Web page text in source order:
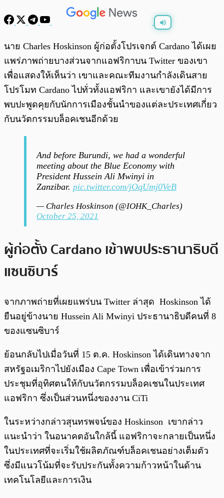
0:00
นาย Charles Hoskinson ผู้ก่อตั้งโปรเจกต์ Cardano ได้เผย
แพร่ภาพถ่ายบางส่วนจากแอฟริกาบน Twitter ของเขา
เพื่อแสดงให้เห็นว่า เขาและคณะทีมงานกำลังเดินสาย
โปรโมท Cardano ไปทั่วทั้งแอฟริกา และเขายังได้มีการ
พบปะพูดคุยกับนักการเมืองชั้นนำของแต่ละประเทศเกี่ยว
กับนวัตกรรมบล็อคเชนอีกด้วย
And before Burundi, we had a wonderful
meeting about the Blue Economy with
President Hussein Ali Mwinyi in
Zanzibar. pic.twitter.com/jOqUmj0VeB
— Charles Hoskinson (@IOHK_Charles)
October 25, 2021
ผู้ก่อตั้ง Cardano เข้าพบประธานาธิบดี
แซนซิบาร์
จากภาพถ่ายที่เผยแพร่บน Twitter ล่าสุด Hoskinson ได้
ยืนอยู่ข้างนาย Hussein Ali Mwinyi ประธานาธิบดีคนที่ 8
ของแซนซิบาร์
ย้อนกลับไปเมื่อวันที่ 15 ต.ค. Hoskinson ได้เดินทางจาก
สหรัฐอเมริกาไปยังเมือง Cape Town เพื่อเข้าร่วมการ
ประชุมที่อุทิศตนให้กับนวัตกรรมบล็อคเชนในประเทศ
แอฟริกา ซึ่งเป็นส่วนหนึ่งของงาน CiTi
ในระหว่างกล่าวสุนทรพจน์ของ Hoskinson เขากล่าว
แนะนำว่า ในอนาคตอันใกล้นี้ แอฟริกาจะกลายเป็นหนึ่ง
ในประเทศที่จะเริ่มใช้ผลิตภัณฑ์บล็อคเชนอย่างเต็มตัว
ซึ่งมีแนวโน้มที่จะรับประกันทั้งความก้าวหน้าในด้าน
เทคโนโลยีและการเงิน